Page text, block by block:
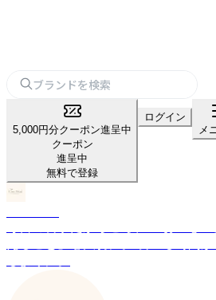
5,000円分クーポン進呈中
クーポン
進呈中
無料で登録
ログイン
メ